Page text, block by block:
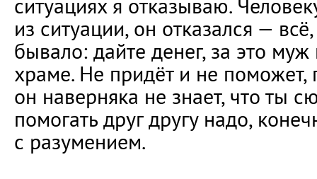
ситуациях я отказываю.
из ситуации, он отказался —
бывало: дайте денег, за это
храме. Не придёт и не поможет,
он наверняка не знает, что ты
помогать друг другу надо,
с разумением.